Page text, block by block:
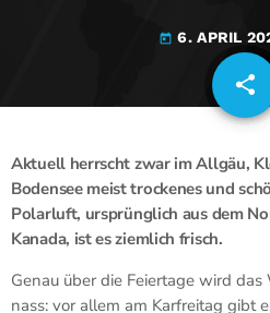
today 6. APRIL
share
email
Aktuell herrscht zwar im Allgäu,
Bodensee meist trockenes und
Polarluft, ursprünglich aus dem
Kanada, ist es ziemlich frisch.
Genau über die Feiertage wird
nass: vor allem am Karfreitag gibt